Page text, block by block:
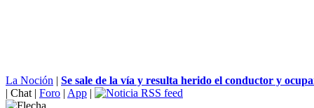
La Noción | Se sale de la vía y resulta herido el conductor y
| Chat | Foro | App |